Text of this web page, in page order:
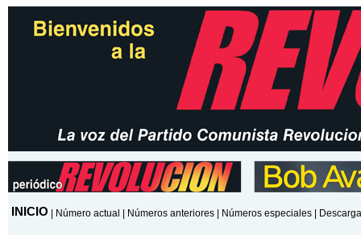
INICIO Número actual Números anteriores Números especiales